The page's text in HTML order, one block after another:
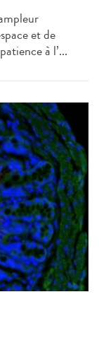
et de
à l’...